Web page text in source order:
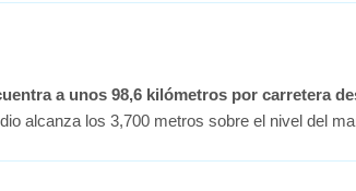
a unos 98,6 kilómetros por carretera
alcanza los 3,700 metros sobre el nivel del